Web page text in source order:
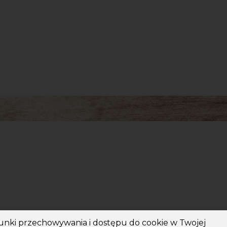
przechowywania i dostępu do cookie w Twojej